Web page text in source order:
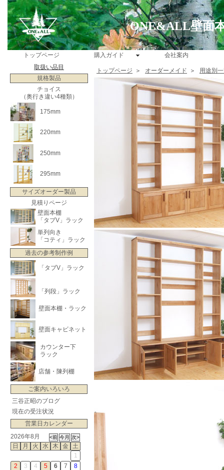
ONE&ALL壁面
トップページ 購入ガイド
会社案内
取扱い品目
規格製品
チョイス
（奥行き違い4種類）
175mm
220mm
250mm
295mm
サイズオーダー製品
見積りページ
壁面本棚
「タブV」ラック
単列向き
「コティ」ラック
過去の参考制作例
「タブV」ラック
「列段」ラック
壁面本棚・ラック
壁面キャビネット
カウンター下
ラック
店舗・陳列棚
ご案内いろいろ
三谷正昭のブログ
現在の受注状況
営業日カレンダー
2026年8月
日
月 火 水 木 金
土
1
2
3 4 5 6 7
8
トップページ ＞ オーダーメイド ＞ 用途別